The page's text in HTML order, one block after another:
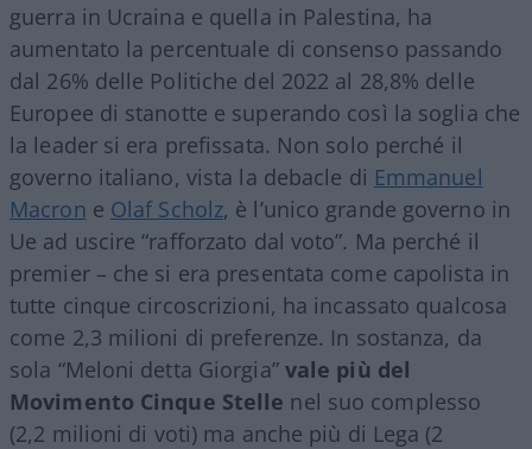
guerra in Ucraina e quella in Palestina, ha
aumentato la percentuale di consenso passando
dal 26% delle Politiche del 2022 al 28,8% delle
Europee di stanotte e superando così la soglia che
la leader si era prefissata. Non solo perché il
governo italiano, vista la debacle di Emmanuel
Macron e Olaf Scholz, è l’unico grande governo in
Ue ad uscire “rafforzato dal voto”. Ma perché il
premier – che si era presentata come capolista in
tutte cinque circoscrizioni, ha incassato qualcosa
come 2,3 milioni di preferenze. In sostanza, da
sola “Meloni detta Giorgia” vale più del
Movimento Cinque Stelle nel suo complesso
(2,2 milioni di voti) ma anche più di Lega (2